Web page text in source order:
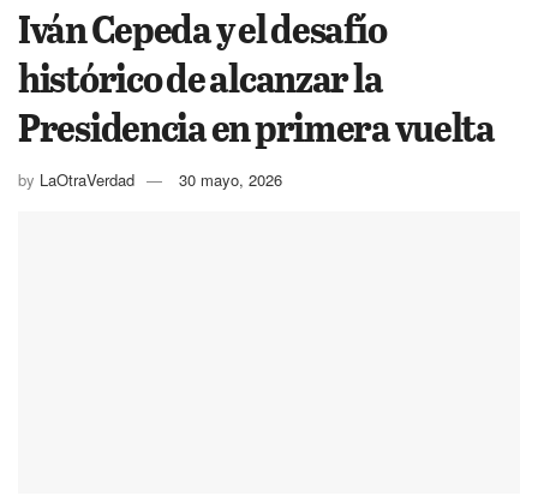
Iván Cepeda y el desafío
histórico de alcanzar la
Presidencia en primera vuelta
by LaOtraVerdad 30 mayo, 2026